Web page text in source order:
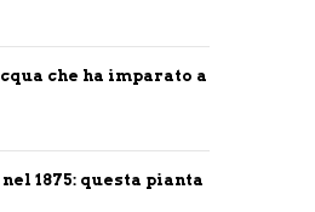
che ha imparato a
1875: questa pianta